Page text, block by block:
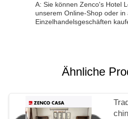
A: Sie können Zenco's Hotel
unserem Online-Shop oder in
Einzelhandelsgeschäften
Ähnliche